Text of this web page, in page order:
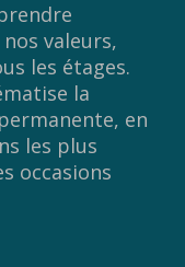
valeurs,
les étages.
la
en
les plus
occasions